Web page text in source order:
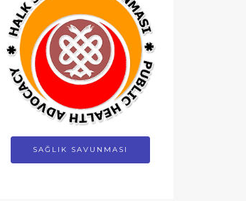
SAĞLIK SAVUNMASI